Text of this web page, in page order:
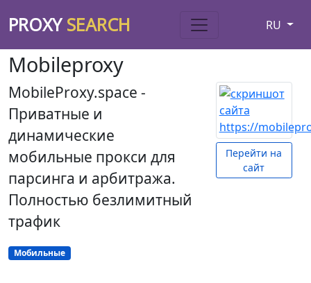
PROXYSEARCH RU
Mobileproxy
MobileProxy.space -
Приватные и
динамические
мобильные прокси для
парсинга и арбитража.
Полностью безлимитный
трафик
Мобильные
Перейти на
сайт